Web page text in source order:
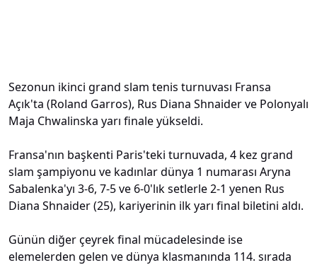
Sezonun ikinci grand slam tenis turnuvası Fransa
Açık'ta (Roland Garros), Rus Diana Shnaider ve Polonyalı
Maja Chwalinska yarı finale yükseldi.
Fransa'nın başkenti Paris'teki turnuvada, 4 kez grand
slam şampiyonu ve kadınlar dünya 1 numarası Aryna
Sabalenka'yı 3-6, 7-5 ve 6-0'lık setlerle 2-1 yenen Rus
Diana Shnaider (25), kariyerinin ilk yarı final biletini aldı.
Günün diğer çeyrek final mücadelesinde ise
elemelerden gelen ve dünya klasmanında 114. sırada